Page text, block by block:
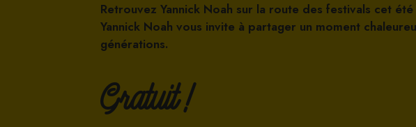
Retrouvez Yannick Noah sur la route des festivals cet été
Yannick Noah vous invite à partager un moment
générations.
Gratuit !